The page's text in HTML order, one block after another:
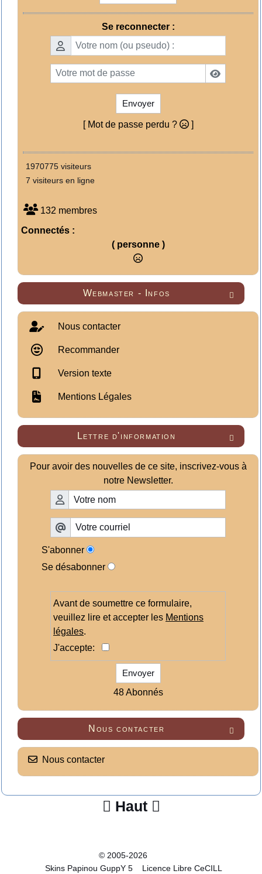
Se reconnecter :
Envoyer
[ Mot de passe perdu ? ]
1970775 visiteurs
7 visiteurs en ligne
132 membres
Connectés :
( personne )

Webmaster - Infos
Nous contacter
Recommander
Version texte
Mentions Légales

Lettre d'information
Pour avoir des nouvelles de ce site, inscrivez-vous à
notre Newsletter.
S'abonner
Se désabonner
Avant de soumettre ce formulaire,
veuillez lire et accepter les Mentions
légales.
J'accepte:
Envoyer
48 Abonnés

Nous contacter
Nous contacter
 Haut 
© 2005-2026
Skins Papinou GuppY 5
Licence Libre CeCILL